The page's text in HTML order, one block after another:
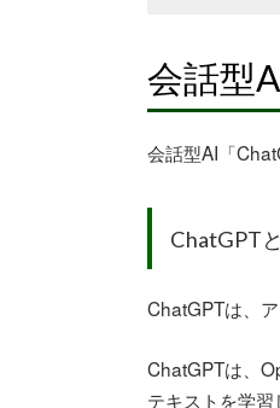
ChatGPT関
会話型
会話型AI「
ChatGPT
ChatGPTは、
ChatGPTは、
テキストを学